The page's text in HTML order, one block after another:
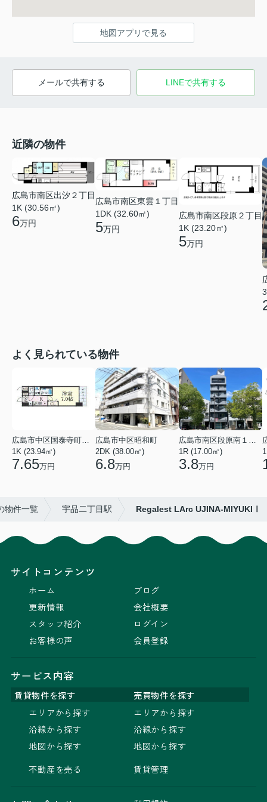
地図アプリで見る
メールで共有する LINEで共有する
近隣の物件
広島市南区出汐２丁目
1K (30.56㎡)
6万円
広島市南区東雲１丁目
1DK (32.60㎡)
5万円
広島市南区段原２丁目
1K (23.20㎡)
5万円
よく見られている物件
広島市中区国泰寺町２丁目
1K (23.94㎡)
7.65万円
広島市中区昭和町
2DK (38.00㎡)
6.8万円
広島市南区段原南１丁目
1R (17.00㎡)
3.8万円
物件一覧 宇品二丁目駅 Regalest LArc UJINA-MIYUKIⅠ
サイトコンテンツ
ホーム
更新情報
スタッフ紹介
お客様の声
ブログ
会社概要
ログイン
会員登録
サービス内容
賃貸物件を探す
売買物件を探す
エリアから探す
沿線から探す
地図から探す
不動産を売る
エリアから探す
沿線から探す
地図から探す
賃貸管理